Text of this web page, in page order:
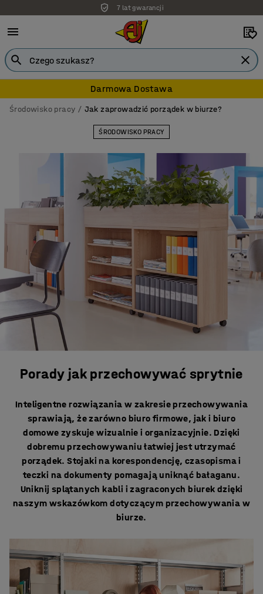
7 lat gwarancji
Darmowa Dostawa
Środowisko pracy Jak zaprowadzić porządek w biurze?
ŚRODOWISKO PRACY
Porady jak przechowywać sprytnie
Inteligentne rozwiązania w zakresie przechowywania
sprawiają, że zarówno biuro firmowe, jak i biuro
domowe zyskuje wizualnie i organizacyjnie. Dzięki
dobremu przechowywaniu łatwiej jest utrzymać
porządek. Stojaki na korespondencję, czasopisma i
teczki na dokumenty pomagają uniknąć bałaganu.
Uniknij splątanych kabli i zagraconych biurek dzięki
naszym wskazówkom dotyczącym przechowywania w
biurze.